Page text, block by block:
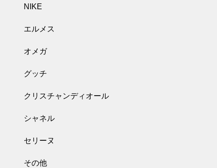
NIKE
エルメス
オメガ
グッチ
クリスチャンディオール
シャネル
セリーヌ
その他